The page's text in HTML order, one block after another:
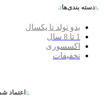
.:دسته بندی‌ها:.
بدو تولد تا یکسال
1 تا 8 سال
اکسسوری
تخفیفات
.:اعتماد